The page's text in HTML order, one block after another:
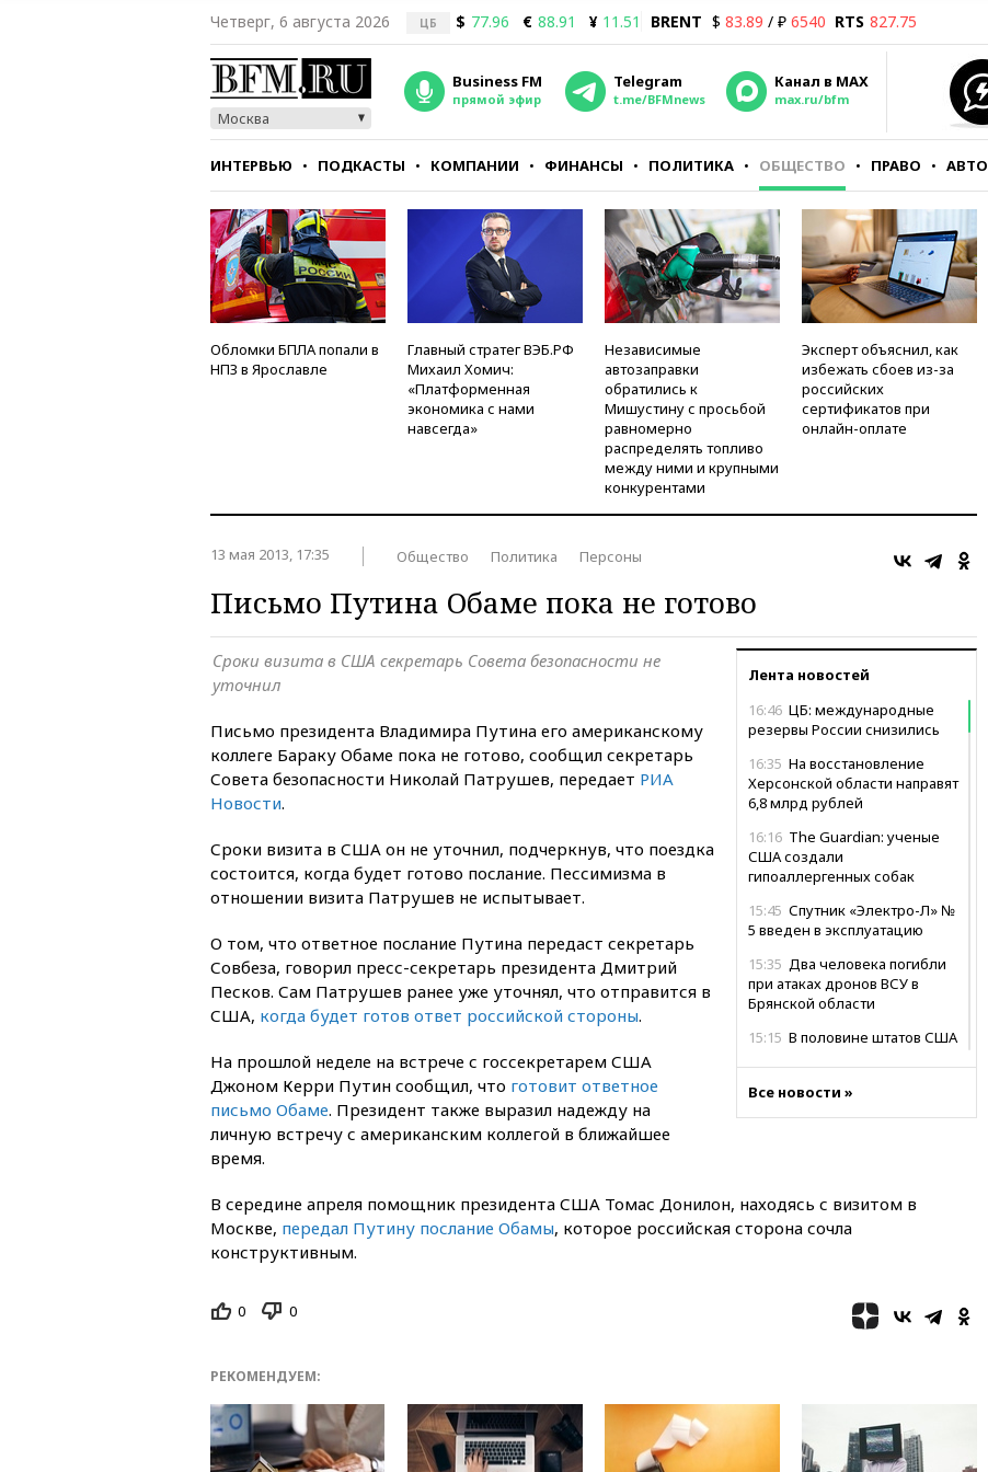
Четверг, 6 августа 2026 ЦБ $ 77.96 € 88.91 ¥ 11.51 BRENT $ 83.89 / ₽ 6540 RTS 827.75
Москва
Business FM
прямой эфир
Telegram
t.me/BFMnews
Канал в MAX
max.ru/bfm
ИНТЕРВЬЮ ПОДКАСТЫ КОМПАНИИ ФИНАНСЫ ПОЛИТИКА ОБЩЕСТВО ПРАВО АВТО
СТИЛЬ ТЕСТЫ
Обломки БПЛА попали в
НПЗ в Ярославле
Главный стратег ВЭБ.РФ
Михаил Хомич:
«Платформенная
экономика с нами
навсегда»
Независимые
автозаправки
обратились к
Мишустину с просьбой
равномерно
распределять топливо
между ними и крупными
конкурентами
Эксперт объяснил, как
избежать сбоев из-за
российских
сертификатов при
онлайн-оплате
13 мая 2013, 17:35 Общество Политика Персоны
Письмо Путина Обаме пока не готово
Лента новостей
16:46 ЦБ: международные
резервы России снизились
16:35 На восстановление
Херсонской области направят
6,8 млрд рублей
16:16 The Guardian: ученые
США создали
гипоаллергенных собак
15:45 Спутник «Электро-Л» №
5 введен в эксплуатацию
15:35 Два человека погибли
при атаках дронов ВСУ в
Брянской области
15:15 В половине штатов США
критикой Трампа по поводу
дефицита боеприпасов
АТОР сообщила о
14:19
Масштабный сбой
произошел в рунете
«Ведомости»: Озон банк
Все новости »
Сроки визита в США секретарь Совета безопасности не
уточнил
Письмо президента Владимира Путина его американскому
коллеге Бараку Обаме пока не готово, сообщил секретарь
Совета безопасности Николай Патрушев, передает РИА
Новости.
Сроки визита в США он не уточнил, подчеркнув, что поездка
состоится, когда будет готово послание. Пессимизма в
отношении визита Патрушев не испытывает.
О том, что ответное послание Путина передаст секретарь
Совбеза, говорил пресс-секретарь президента Дмитрий
Песков. Сам Патрушев ранее уже уточнял, что отправится в
США, когда будет готов ответ российской стороны.
На прошлой неделе на встрече с госсекретарем США
Джоном Керри Путин сообщил, что готовит ответное
письмо Обаме. Президент также выразил надежду на
личную встречу с американским коллегой в ближайшее
время.
В середине апреля помощник президента США Томас Донилон, находясь с визитом в
Москве, передал Путину послание Обамы, которое российская сторона сочла
конструктивным.
0 0
РЕКОМЕНДУЕМ: